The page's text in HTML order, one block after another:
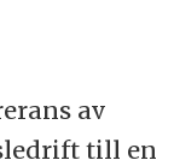
av
till en